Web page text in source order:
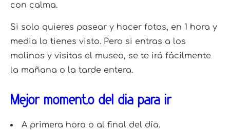
con calma.
Si solo quieres pasear y hacer fotos, en 1 hora y
media lo tienes visto. Pero si entras a los
molinos y visitas el museo, se te irá fácilmente
la mañana o la tarde entera.
Mejor momento del día para ir
A primera hora o al final del día.